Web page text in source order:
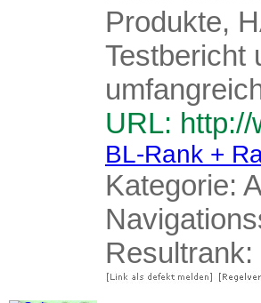
Produkte,
Testbericht
URL:
BL-Rank +
Kategorie:
Resultrank: